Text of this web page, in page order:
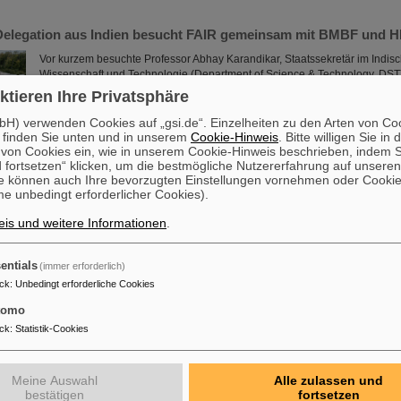
aus Indien besucht FAIR gemeinsam mit BMBF und
Vor kurzem besuchte Professor Abhay Karandikar, Staatssekretär im
Wissenschaft und Technologie (Department of Science & Technology,
einer Delegation aus Indien FAIR. Dieser Besuch fand auf Einladung des
für Bildung und Forschung (BMBF) statt, das ebenfalls mit einer
Stefan Müller, Leiter der Abteilung „Zukunftsvorsorge – Forschung für
nachhaltige Entwicklung“, an dem Besuch teilnahm...
Mehr »
Neue Auszubildende bei GSI und FAIR
Ende August 2024 starteten zwölf junge Menschen in ihre berufliche
und kaufmännischen Bereichen. Im Rahmen einer
Auszubildenden wertvolle organisatorische Informationen und
für Strahlentherapieprojekt UPLIFT:
liegt bei GSI
Ihre Privatsphäre
verwenden Cookies auf „gsi.de“. Einzelheiten zu den Arten von
Sie unten und in unserem Cookie-Hinweis . Bitte willigen Sie in
Cookies ein, wie in unserem Cookie-Hinweis beschrieben, indem
fortsetzen“ klicken, um die bestmögliche Nutzererfahrung auf
können auch Ihre bevorzugten Einstellungen vornehmen oder
unbedingt erforderlicher Cookies).
und weitere Informationen
(immer erforderlich)
: Unbedingt erforderliche Cookies
: Statistik-Cookies
Meine Auswahl
bestätigen
Alle zulassen und
fortsetzen